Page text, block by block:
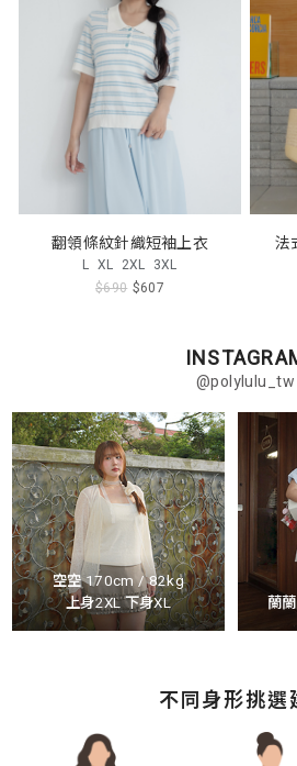
翻領條紋針織短袖上衣
L XL 2XL 3XL
$690 $607
法
@polylulu_tw
空空 170cm / 82kg
上身2XL 下身XL
蘭
不同身形挑選